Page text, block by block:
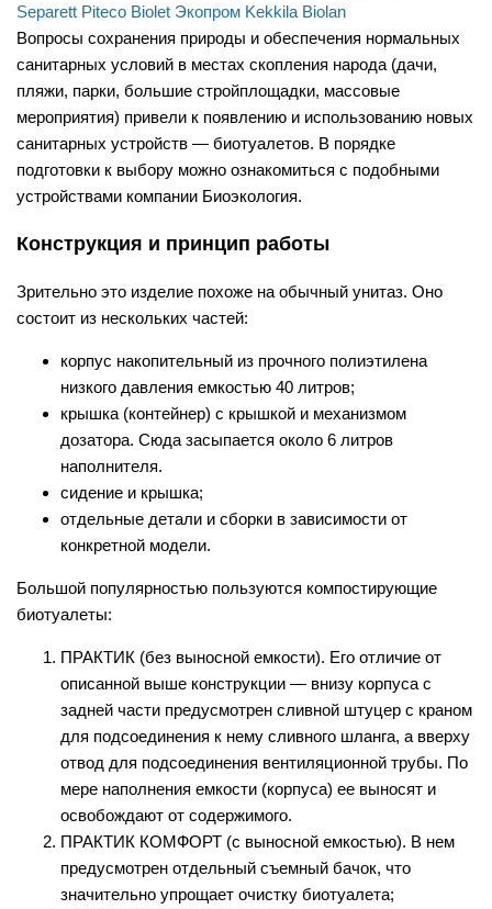
Separett Piteco Biolet Экопром Kekkila Biolan
Вопросы сохранения природы и обеспечения нормальных
санитарных условий в местах скопления народа (дачи,
пляжи, парки, большие стройплощадки, массовые
мероприятия) привели к появлению и использованию новых
санитарных устройств — биотуалетов. В порядке
подготовки к выбору можно ознакомиться с подобными
устройствами компании Биоэкология.
Конструкция и принцип работы
Зрительно это изделие похоже на обычный унитаз. Оно
состоит из нескольких частей:
корпус накопительный из прочного полиэтилена
низкого давления емкостью 40 литров;
крышка (контейнер) с крышкой и механизмом
дозатора. Сюда засыпается около 6 литров
наполнителя.
сидение и крышка;
отдельные детали и сборки в зависимости от
конкретной модели.
Большой популярностью пользуются компостирующие
биотуалеты:
ПРАКТИК (без выносной емкости). Его отличие от
описанной выше конструкции — внизу корпуса с
задней части предусмотрен сливной штуцер с краном
для подсоединения к нему сливного шланга, а вверху
отвод для подсоединения вентиляционной трубы. По
мере наполнения емкости (корпуса) ее выносят и
освобождают от содержимого.
ПРАКТИК КОМФОРТ (с выносной емкостью). В нем
предусмотрен отдельный съемный бачок, что
значительно упрощает очистку биотуалета;